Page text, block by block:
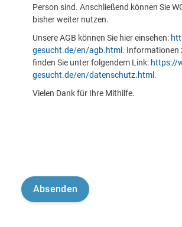
Person sind. Anschließend können Sie
bisher weiter nutzen.
Unsere AGB können Sie hier einsehen:
gesucht.de/en/agb.html . Informationen
finden Sie unter folgendem Link: https://
gesucht.de/en/datenschutz.html .
Vielen Dank für Ihre Mithilfe.